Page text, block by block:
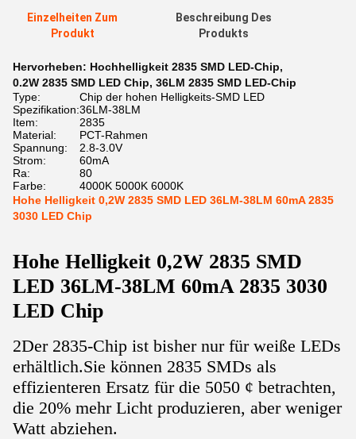
Einzelheiten Zum
Produkt
Beschreibung Des
Produkts
Hervorheben: Hochhelligkeit 2835 SMD LED-Chip,
0.2W 2835 SMD LED Chip, 36LM 2835 SMD LED-Chip
Type:
Chip der hohen Helligkeits-SMD LED
Spezifikation:36LM-38LM
Item:
2835
Material:
PCT-Rahmen
Spannung:
2.8-3.0V
Strom:
60mA
Ra:
80
Farbe:
4000K 5000K 6000K
Hohe Helligkeit 0,2W 2835 SMD LED 36LM-38LM 60mA 2835
3030 LED Chip
Hohe Helligkeit 0,2W 2835 SMD
LED 36LM-38LM 60mA 2835 3030
LED Chip
2Der 2835-Chip ist bisher nur für weiße LEDs
erhältlich.Sie können 2835 SMDs als
effizienteren Ersatz für die 5050 ¢ betrachten,
die 20% mehr Licht produzieren, aber weniger
Watt abziehen.